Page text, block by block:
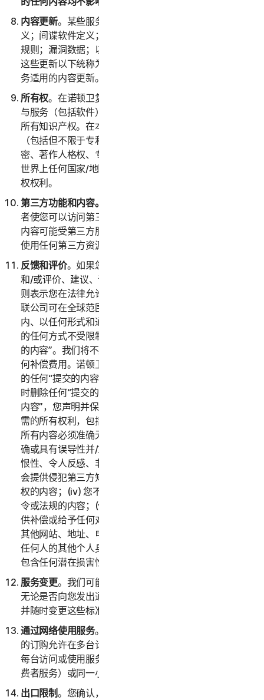
内容更新。某些服务使用不时更新的内容，例如病毒定
义；间谍软件定义；反垃圾邮件规则；URL 清单；防火墙
规则；漏洞数据；以及经过身份验证的网页的更新列表；
这些更新以下统称为“内容更新”。您在订购期内将获取服
务适用的内容更新。
所有权。在诺顿卫复客与您之间，诺顿卫复客拥有并保留
与服务（包括软件）有关的所有权利、权属和利益，包括
所有知识产权。在本 LSA 中，“
（包括但不限于专利申请和公告）、发明、版权、商业秘
密、著作人格权、专有技术、数据和数据库权利，以及在
世界上任何国家/地区或司法辖区公认的任何其他知识产
权权利。
第三方功能和内容。
者使您可以访问第三方网站上的内容。这些功能、特性或
内容可能受第三方服务条款和隐私政策的约束。您确认对
使用任何第三方资源全权负责，并承担所有风险。
反馈和评价。如果您向诺顿卫复客提交与服务有关的反馈
和/或评价、建议、评论或想法（以下称“
则表示您在法律允许的最大范围内授权诺顿卫复客及其关
联公司可在全球范围内和这些内容的知识产权保护期限
内、以任何形式和通过任何媒介、以诺顿卫复客认为合适
的任何方式不受限制地使用、复制、拷贝和翻译您“提交
的内容”。我们将不支付与使用您的“提交的内容”有关的任
何补偿费用。诺顿卫复客没有义务发布或使用您可能提供
的任何“提交的内容”，并且诺顿卫复客可以经自行决定随
时删除任何“提交的内容”。通过向诺顿卫复客提供“提交的
内容”，您声明并保证您拥有或控制提供“提交的内容”所必
需的所有权利，包括知识产权权利。您同意：(i) 您提交的
所有内容必须准确无误；(ii) 您不会提供已知虚假、不准
确或具有误导性并/或可能合理视为诽谤性、诬蔑性、仇
恨性、令人反感、非法威胁或骚扰他人的内容；(iii) 您不
会提供侵犯第三方知识产权或其他所有权、公开权或隐私
权的内容；(iv) 您不会提供违反任何适用法律、条例、法
令或法规的内容；(v) 您不会提供任何第三方就其向您提
供补偿或给予任何对价的内容；(vi) 您不会提供任何包含
其他网站、地址、电子邮件地址、联系信息、电话号码或
任何人的其他个人身份信息的内容；以及 (vii) 您不会提供
包含任何潜在损害性计算机程序或文件的内容。
服务变更。我们可能会随时变更或终止全部或部分服务，
无论是否向您发出通知。我们还保留为服务制定资格标准
并随时变更这些标准的权利。
通过网络使用服务。您可以通过网络使用服务，前提是您
的订购允许在多台计算机或设备上访问或使用服务，并且
每台访问或使用服务的计算机或设备均来自同一家庭（消
费者服务）或同一小型企业（企业服务）。
出口限制。您确认，本服务及相关技术数据（以下统称